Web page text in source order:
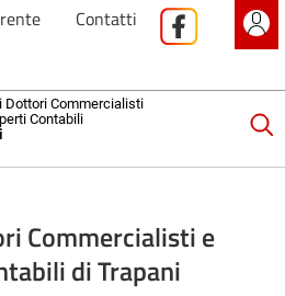
Contatti
Dottori Commercialisti
Contabili
Commercialisti e
di Trapani